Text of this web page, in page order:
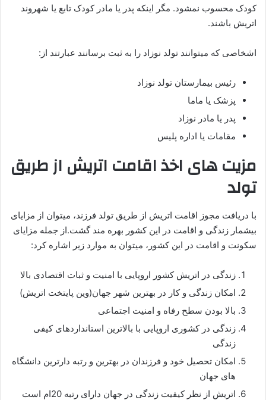
کودک محسوب نمشود. مگر اینکه پدر یا مادر کودک تابع یا شهروند
اتریش باشند.
اشخاصی که میتوانند تولد نوزاد را به ثبت برسانند عبارتند از:
رئیس بیمارستان تولد نوزاد
پزشک یا ماما
پدر یا مادر نوزاد
مقامات یا اداره پلیس
مزیت های اخذ اقامت اتریش از طریق
تولد
با دریافت مجوز اقامت اتریش از طریق تولد فرزند، میتوان از مزایای
بیشمار زندگی و اقامت در این کشور بهره مند گشت.از جمله مزایای
سکونت و اقامت در این کشور، میتوان به موارد زیر اشاره کرد:
زندگی در اتریش کشور اروپایی با امنیت و ثبات اقتصادی بالا
امکان زندگی و کار در بهترین شهر جهان(وین پایتخت اتریش)
بالا بودن سطح رفاه و امنیت اجتماعی
زندگی در کشوری اروپایی با بالاترین استانداردهای کیفی
زندگی
امکان تحصیل خود و فرزندان در بهترین و رتبه دارترین دانشگاه
های جهان
اتریش از نظر کیفیت زندگی در جهان دارای رتبه 20ام است